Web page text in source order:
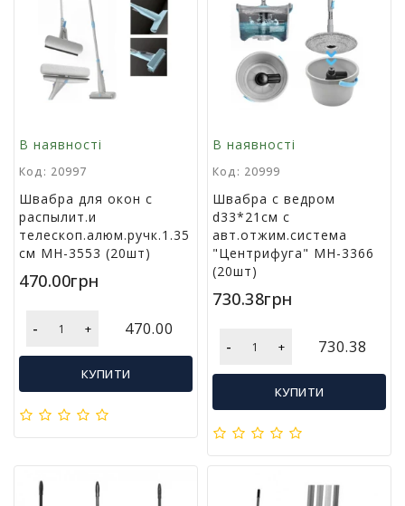
к
а
А
к
ц
н
в
и
В наявності
Код: 20997
Швабра для окон с
распылит.и
телескоп.алюм.ручк.1.35
см MH-3553 (20шт)
470.00грн
- + 470.00
КУПИТИ
В наявності
Код: 20999
Швабра с ведром
d33*21см с
авт.отжим.система
"Центрифуга" MH-3366
(20шт)
730.38грн
- + 730.38
КУПИТИ